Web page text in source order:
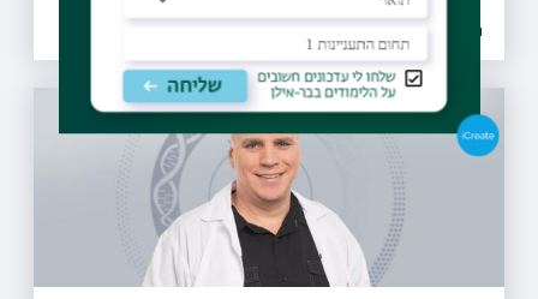
להצטרף גם הן למיזם
26.07.2021 | טז אב